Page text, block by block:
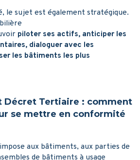
le sujet est également stratégique.
piloter ses actifs, anticiper les
dialoguer avec les
les bâtiments les plus
Décret Tertiaire : comment
se mettre en conformité
impose aux bâtiments, aux parties de
de bâtiments à usage